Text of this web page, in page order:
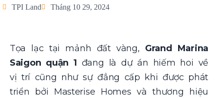
TPI Land Tháng 10 29, 2024
Tọa lạc tại mảnh đất vàng, Grand Marina
Saigon quận 1 đang là dự án hiếm hoi về
vị trí cũng như sự đẳng cấp khi được phát
triển bởi Masterise Homes và thương hiệu